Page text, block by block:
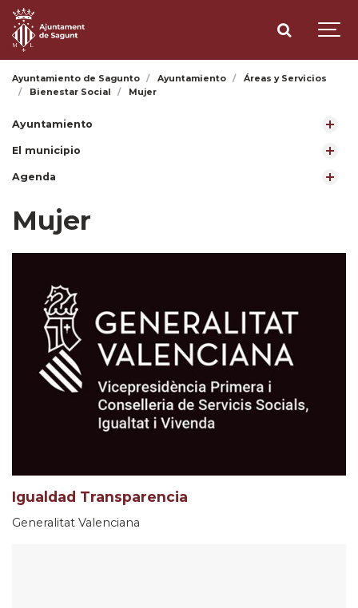
Ayuntamiento de Sagunto Ayuntamiento
Áreas y Servicios
Bienestar Social
Mujer
Ayuntamiento
El municipio
Agenda
Mujer
Igualdad Transparencia
Generalitat Valenciana